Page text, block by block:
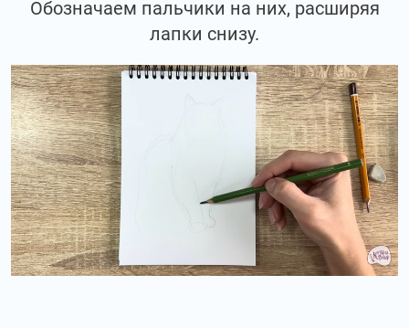
Обозначаем пальчики на них, расширяя
лапки снизу.